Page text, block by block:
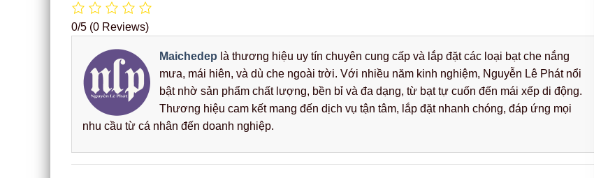
0/5 (0 Reviews)
Maichedep là thương hiệu uy tín chuyên cung cấp và lắp đặt các loại bạt che nắng
mưa, mái hiên, và dù che ngoài trời. Với nhiều năm kinh nghiệm, Nguyễn Lê Phát nổi
bật nhờ sản phẩm chất lượng, bền bỉ và đa dạng, từ bạt tự cuốn đến mái xếp di động.
Thương hiệu cam kết mang đến dịch vụ tận tâm, lắp đặt nhanh chóng, đáp ứng mọi
nhu cầu từ cá nhân đến doanh nghiệp.